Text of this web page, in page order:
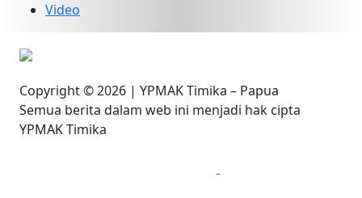
Video
Copyright © 2026 | YPMAK Timika – Papua
Semua berita dalam web ini menjadi hak cipta
YPMAK Timika